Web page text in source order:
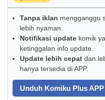
Tanpa iklan mengganggu
lebih nyaman.
Notifikasi update komik
ketinggalan info update.
Update lebih cepat dan
hanya tersedia di APP.
Unduh Komiku Plus APP